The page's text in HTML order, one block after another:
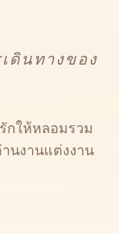
ดินทางของ
กให้หลอมรวม
นงานแต่งงาน